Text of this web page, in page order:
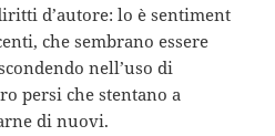
d’autore: lo è sentiment
che sembrano essere
nell’uso di
persi che stentano a
di nuovi.